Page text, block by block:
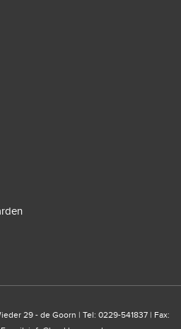
29 - de Goorn | Tel: 0229-541837 | Fax: